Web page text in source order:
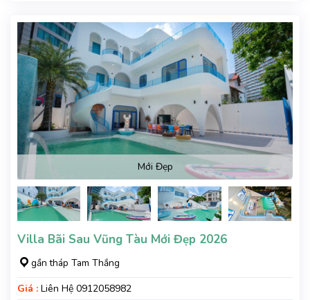
Mới Đẹp
Villa Bãi Sau Vũng Tàu Mới Đẹp 2026
gần tháp Tam Thắng
Giá : Liên Hệ 0912058982